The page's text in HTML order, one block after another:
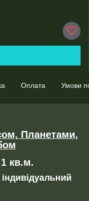
Оплата Умови
Планетами,
1 кв.м.